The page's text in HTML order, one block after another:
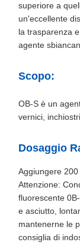
superiore a
un'eccellente
la trasparenza
agente
Scopo:
OB-S è un
vernici,
Dosaggio
Aggiungere
Attenzione:
fluorescente
e asciutto,
mantenerne le
consiglia di